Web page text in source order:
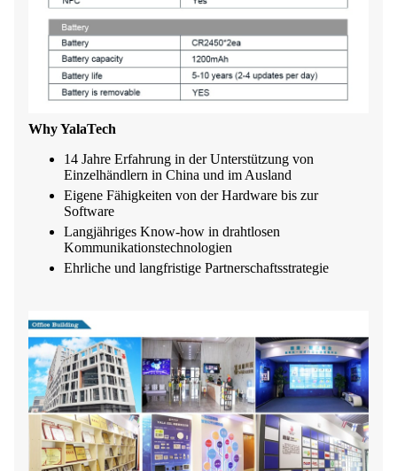
Why YalaTech
14 Jahre Erfahrung in der Unterstützung von
Einzelhändlern in China und im Ausland
Eigene Fähigkeiten von der Hardware bis zur
Software
Langjähriges Know-how in drahtlosen
Kommunikationstechnologien
Ehrliche und langfristige Partnerschaftsstrategie